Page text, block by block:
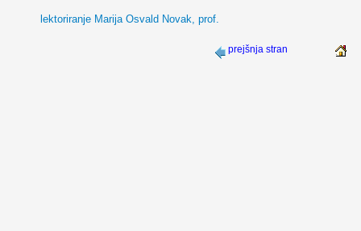
lektoriranje Marija Osvald Novak, prof.
prejšnja stran